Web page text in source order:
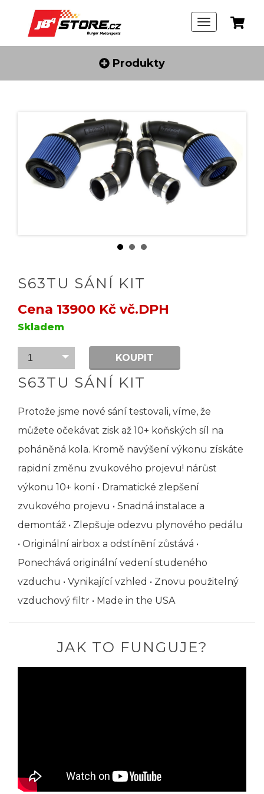
Produkty
S63TU SÁNÍ KIT
Cena 13900 Kč vč.DPH
Skladem
1 KOUPIT
S63TU SÁNÍ KIT
Protože jsme nové sání testovali, víme, že
můžete očekávat zisk až 10+ koňských síl na
poháněná kola. Kromě navýšení výkonu získáte
rapidní změnu zvukového projevu! nárůst
výkonu 10+ koní • Dramatické zlepšení
zvukového projevu • Snadná instalace a
demontáž • Zlepšuje odezvu plynového pedálu
• Originální airbox a odstínění zůstává •
Ponechává originální vedení studeného
vzduchu • Vynikající vzhled • Znovu použitelný
vzduchový filtr • Made in the USA
JAK TO FUNGUJE?